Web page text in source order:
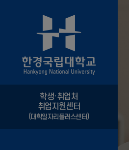
학생·취업처
취업지원센터
(대학일자리플러스센터)